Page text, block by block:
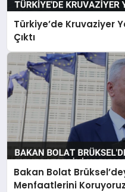
Türkiye’de Kruvaziyer
Çıktı
Bakan Bolat
Menfaatlerini Koruyoruz